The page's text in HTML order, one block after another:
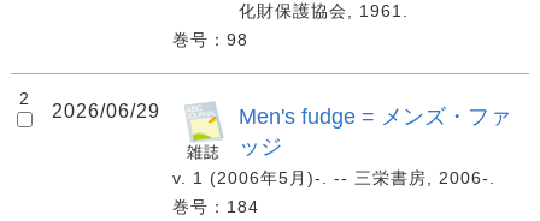
化財保護協会, 1961.
巻号：98
2
2026/06/29
Men's fudge = メンズ・ファ
ッジ
v. 1 (2006年5月)-. -- 三栄書房, 2006-.
巻号：184